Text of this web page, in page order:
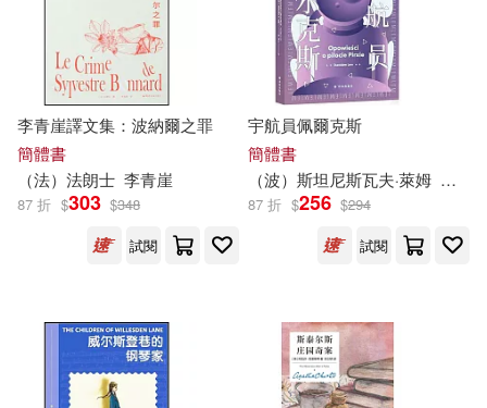
路易斯・納維利爾(5)
邱永芳(5)
陳秋帆(5)
（蘇）肖斯塔科維奇(5)
中國水利水電出版社(20)
中國紡織出版社(20)
中國經濟出版社(20)
四川人民出版社(20) 蓋亞(20)
上海財經大學出版社(19)
李青崖譯文集：波納爾之罪
簡體書
（法）法朗士 李青崖
87 折 $303 $348
試閱
宇航員佩爾克斯
簡體書
（波）斯坦尼斯瓦夫·萊姆 阿古
87 折 $256 $294
試閱